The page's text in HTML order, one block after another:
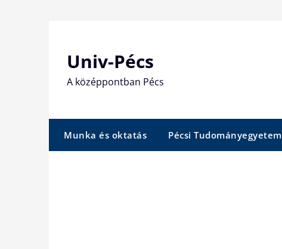
Univ-Pécs
A középpontban Pécs
Munka és oktatás Pécsi Tudományegyetem